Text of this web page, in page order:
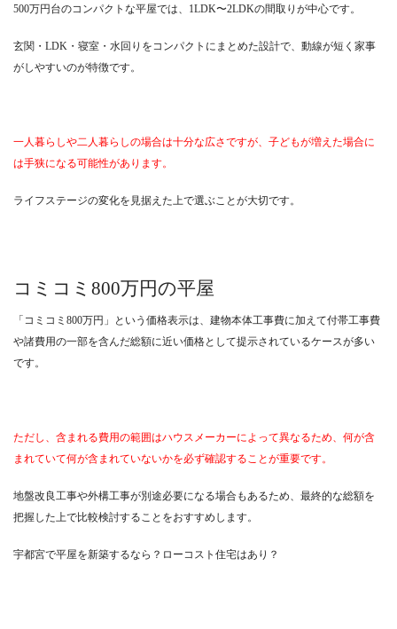
500万円台のコンパクトな平屋では、1LDK〜2LDKの間取りが中心です。
玄関・LDK・寝室・水回りをコンパクトにまとめた設計で、動線が短く家事
がしやすいのが特徴です。
一人暮らしや二人暮らしの場合は十分な広さですが、子どもが増えた場合に
は手狭になる可能性があります。
ライフステージの変化を見据えた上で選ぶことが大切です。
コミコミ800万円の平屋
「コミコミ800万円」という価格表示は、建物本体工事費に加えて付帯工事費
や諸費用の一部を含んだ総額に近い価格として提示されているケースが多い
です。
ただし、含まれる費用の範囲はハウスメーカーによって異なるため、何が含
まれていて何が含まれていないかを必ず確認することが重要です。
地盤改良工事や外構工事が別途必要になる場合もあるため、最終的な総額を
把握した上で比較検討することをおすすめします。
宇都宮で平屋を新築するなら？ローコスト住宅はあり？